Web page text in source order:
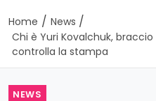
Home / News /
Chi è Yuri Kovalchuk,
controlla la stampa
NEWS